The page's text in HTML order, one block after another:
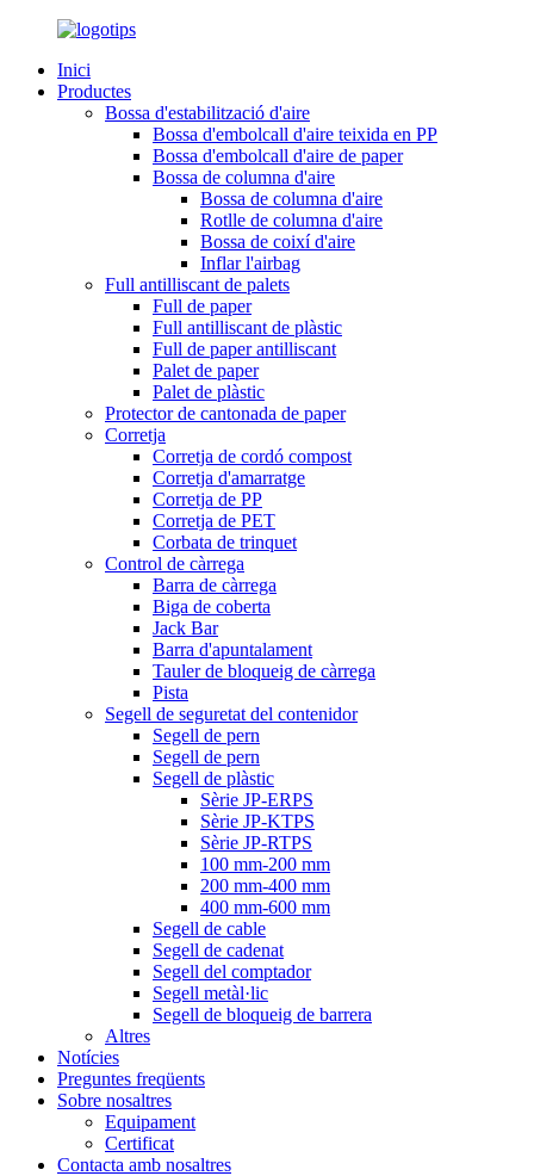
Inici
Productes
Bossa d'estabilització d'aire
Bossa d'embolcall d'aire teixida en PP
Bossa d'embolcall d'aire de paper
Bossa de columna d'aire
Bossa de columna d'aire
Rotlle de columna d'aire
Bossa de coixí d'aire
Inflar l'airbag
Full antilliscant de palets
Full de paper
Full antilliscant de plàstic
Full de paper antilliscant
Palet de paper
Palet de plàstic
Protector de cantonada de paper
Corretja
Corretja de cordó compost
Corretja d'amarratge
Corretja de PP
Corretja de PET
Corbata de trinquet
Control de càrrega
Barra de càrrega
Biga de coberta
Jack Bar
Barra d'apuntalament
Tauler de bloqueig de càrrega
Pista
Segell de seguretat del contenidor
Segell de pern
Segell de pern
Segell de plàstic
Sèrie JP-ERPS
Sèrie JP-KTPS
Sèrie JP-RTPS
100 mm-200 mm
200 mm-400 mm
400 mm-600 mm
Segell de cable
Segell de cadenat
Segell del comptador
Segell metàl·lic
Segell de bloqueig de barrera
Altres
Notícies
Preguntes freqüents
Sobre nosaltres
Equipament
Certificat
Contacta amb nosaltres